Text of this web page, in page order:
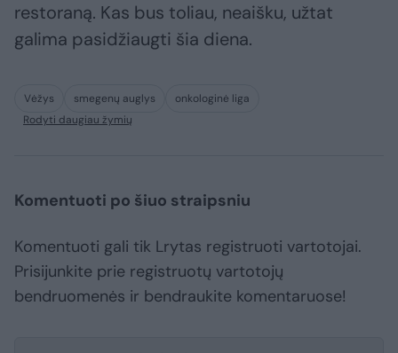
restoraną. Kas bus toliau, neaišku, užtat
galima pasidžiaugti šia diena.
Vėžys smegenų auglys
onkologinė liga
Rodyti daugiau žymių
Komentuoti po šiuo straipsniu
Komentuoti gali tik Lrytas registruoti vartotojai.
Prisijunkite prie registruotų vartotojų
bendruomenės ir bendraukite komentaruose!